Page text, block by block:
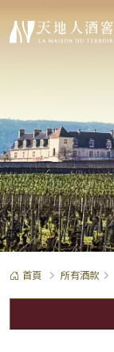
首頁 所有酒款